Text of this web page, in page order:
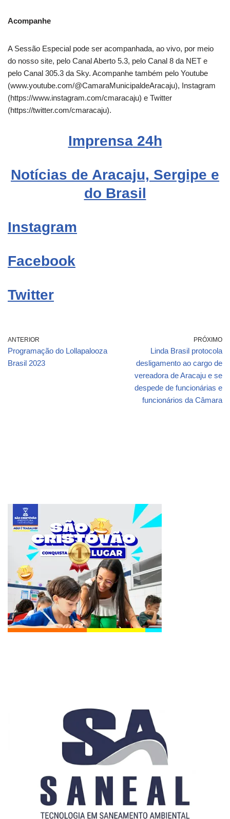
Acompanhe
A Sessão Especial pode ser acompanhada, ao vivo, por meio
do nosso site, pelo Canal Aberto 5.3, pelo Canal 8 da NET e
pelo Canal 305.3 da Sky. Acompanhe também pelo Youtube
(www.youtube.com/@CamaraMunicipaldeAracaju), Instagram
(https://www.instagram.com/cmaracaju) e Twitter
(https://twitter.com/cmaracaju).
Imprensa24h
Notícias de Aracaju, Sergipe e
do Brasil
Instagram
Facebook
Twitter
ANTERIOR
Programação do Lollapalooza
Brasil 2023
PRÓXIMO
Linda Brasil protocola
desligamento ao cargo de
vereadora de Aracaju e se
despede de funcionárias e
funcionários da Câmara